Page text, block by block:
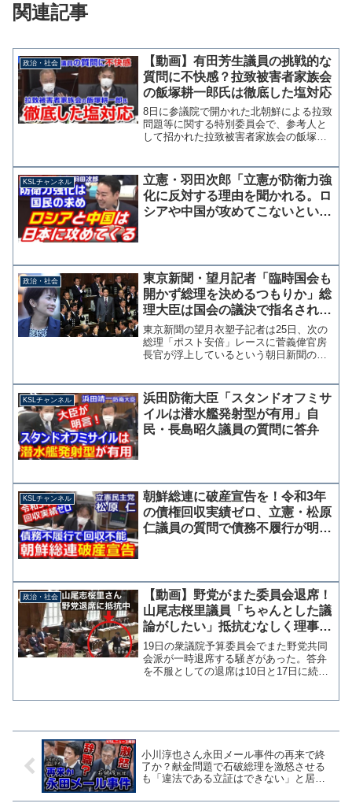
関連記事
政治・社会
【動画】有田芳生議員の挑戦的な
質問に不快感？拉致被害者家族会
の飯塚耕一郎氏は徹底した塩対応
8日に参議院で開かれた北朝鮮による拉致
問題等に関する特別委員会で、参考人と
して招かれた拉致被害者家族会の飯塚耕
有田氏の質問はまるで参考人を追及する
かのような内容で、救う...
KSLチャンネル
立憲・羽田次郎「立憲が防衛力強
化に反対する理由を聞かれる。ロ
シアや中国が攻めてこないという
政治・社会
東京新聞・望月記者「臨時国会も
開かず総理を決めるつもりか」総
理大臣は国会の議決で指名される
ことを知らない模様
東京新聞の望月衣塑子記者は25日、次の
総理「ポスト安倍」レースに菅義偉官房
長官が浮上しているという朝日新聞の記
を決めるとの説。臨時国会も開かず永田
町の論理で総理を決める...
KSLチャンネル
浜田防衛大臣「スタンドオフミサ
イルは潜水艦発射型が有用」自
民・長島昭久議員の質問に答弁
KSLチャンネル
朝鮮総連に破産宣告を！令和3年
の債権回収実績ゼロ、立憲・松原
仁議員の質問で債務不履行が明ら
政治・社会
【動画】野党がまた委員会退席！
山尾志桜里議員「ちゃんとした議
論がしたい」抵抗むなしく理事に
連れ出される
19日の衆議院予算委員会でまた野党共同
会派が一時退席する騒ぎがあった。答弁
を不服としての退席は10日と17日に続い
小川淳也さん永田メール事件の再来で終
了か？献金問題で石破総理を激怒させる
も「違法である立証はできない」と居直